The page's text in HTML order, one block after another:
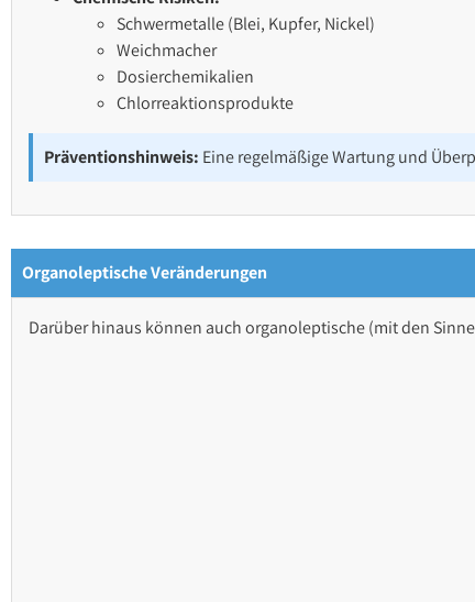
Schwermetalle (Blei, Kupfer, Nickel)
Weichmacher
Dosierchemikalien
Chlorreaktionsprodukte
Präventionshinweis: Eine regelmäßige Wartung und
Organoleptische Veränderungen
Darüber hinaus können auch organoleptische (mit den